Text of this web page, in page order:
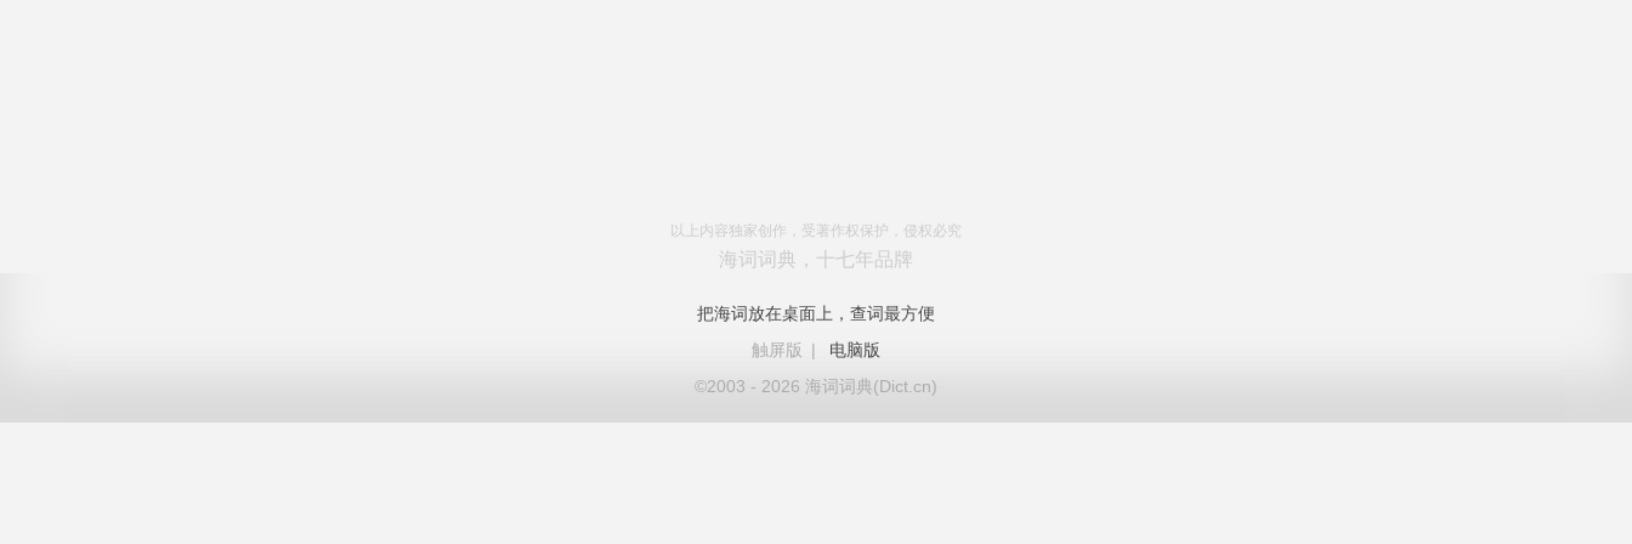
以上内容独家创作，受著作权保护，侵权必究
海词词典，十七年品牌
把海词放在桌面上，查词最方便
触屏版
|
电脑版
©2003 - 2026 海词词典(Dict.cn)